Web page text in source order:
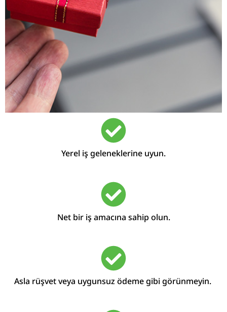
Yerel iş geleneklerine uyun.
Net bir iş amacına sahip olun.
Asla rüşvet veya uygunsuz ödeme gibi görünmeyin.